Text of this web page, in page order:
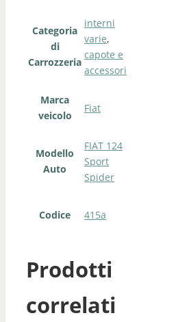
Categoria
di
Carrozzeria
interni
varie,
capote e
accessori
Marca
veicolo
Fiat
Modello
Auto
FIAT 124
Sport
Spider
Codice 415a
Prodotti
correlati